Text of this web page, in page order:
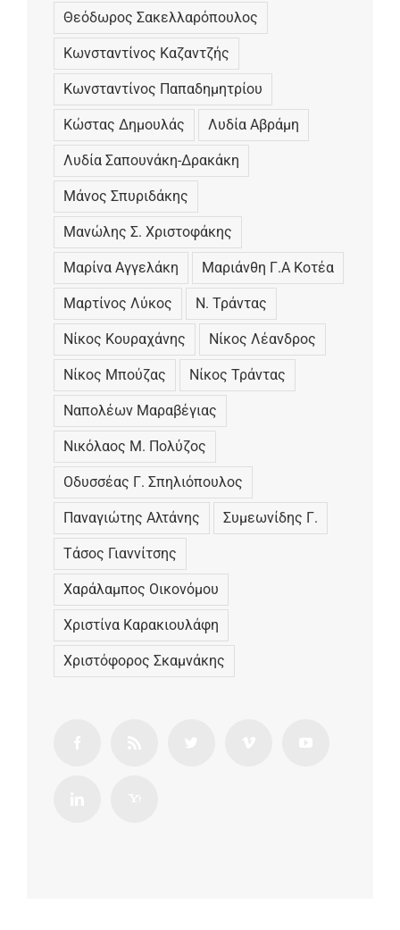
Θεόδωρος Σακελλαρόπουλος
Κωνσταντίνος Καζαντζής
Κωνσταντίνος Παπαδημητρίου
Κώστας Δημουλάς Λυδία Αβράμη
Λυδία Σαπουνάκη-Δρακάκη
Μάνος Σπυριδάκης
Μανώλης Σ. Χριστοφάκης
Μαρίνα Αγγελάκη Μαριάνθη Γ.Α Κοτέα
Μαρτίνος Λύκος Ν. Τράντας
Νίκος Κουραχάνης Νίκος Λέανδρος
Νίκος Μπούζας Νίκος Τράντας
Ναπολέων Μαραβέγιας
Νικόλαος Μ. Πολύζος
Οδυσσέας Γ. Σπηλιόπουλος
Παναγιώτης Αλτάνης Συµεωνίδης Γ.
Τάσος Γιαννίτσης
Χαράλαμπος Οικονόμου
Χριστίνα Καρακιουλάφη
Χριστόφορος Σκαμνάκης